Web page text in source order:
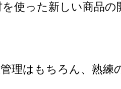
使った新しい商品の
理はもちろん、熟